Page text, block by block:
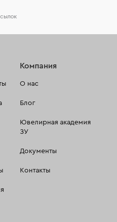
Компания
О нас
Блог
Ювелирная академия
ЗУ
Документы
Контакты